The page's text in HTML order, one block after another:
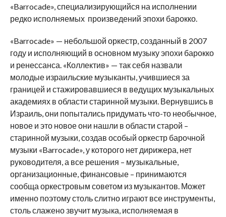
«Barrocade», специализирующийся на исполнении
редко исполняемых произведений эпохи барокко.
«Barrocade» — небольшой оркестр, созданный в 2007
году и исполняющий в основном музыку эпохи барокко
и ренессанса. «Коллектив» — так себя назвали
молодые израильские музыканты, учившиеся за
границей и стажировавшиеся в ведущих музыкальных
академиях в области старинной музыки. Вернувшись в
Израиль, они попытались придумать что-то необычное,
новое и это новое они нашли в области старой –
старинной музыки, создав особый оркестр барочной
музыки «Barrocade», у которого нет дирижера, нет
руководителя, а все решения – музыкальные,
организационные, финансовые – принимаются
сообща оркестровым советом из музыкантов. Может
именно поэтому столь слитно играют все инструменты,
столь слажено звучит музыка, исполняемая в